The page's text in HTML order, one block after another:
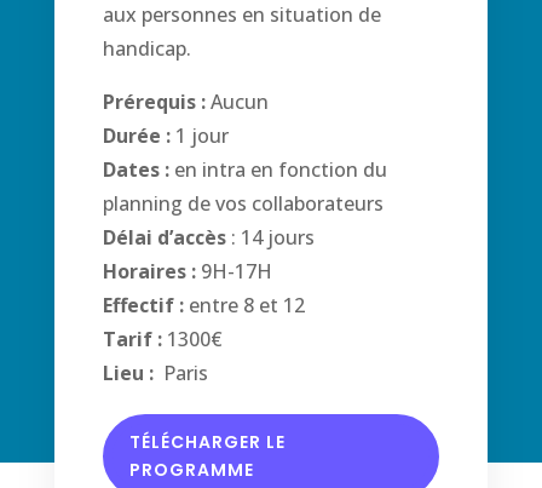
aux personnes en situation de
handicap.
Prérequis :Aucun
Durée : 1 jour
Dates : en intra en fonction du
planning de vos collaborateurs
Délai d’accès: 14 jours
Horaires :9H-17H
Effectif : entre 8 et 12
Tarif :1300€
Lieu : Paris
TÉLÉCHARGER LE
PROGRAMME